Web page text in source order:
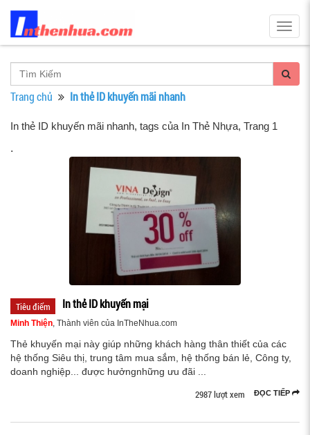
Trang chủ In thẻ ID khuyến mãi nhanh
In thẻ ID khuyến mãi nhanh, tags của In Thẻ Nhựa, Trang 1
.
Tiêu điểm In thẻ ID khuyến mại
Minh Thiện, Thành viên của InTheNhua.com
Thẻ khuyến mại này giúp những khách hàng thân thiết của các
hệ thống Siêu thị, trung tâm mua sắm, hệ thống bán lẻ, Công ty,
doanh nghiệp... được hưởngnhững ưu đãi ...
ĐỌC TIẾP
2987 lượt xem